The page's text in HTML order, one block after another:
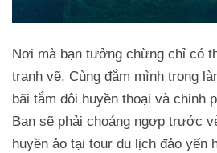
Nơi mà bạn tưởng chừng chỉ có
tranh vẽ. Cùng đắm mình trong
bãi tắm đôi huyền thoại và chinh
Bạn sẽ phải choáng ngợp trước
huyền ảo tại tour du lịch đảo yến